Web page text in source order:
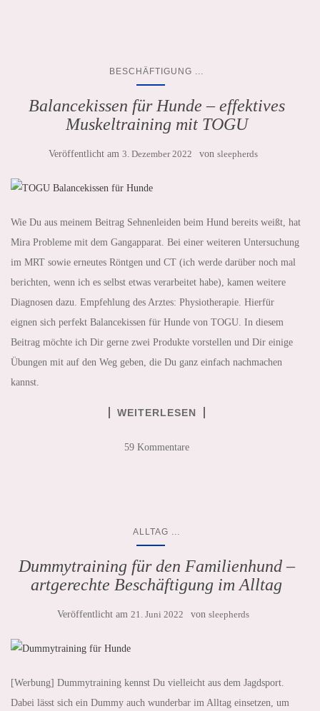
BESCHÄFTIGUNG
Balancekissen für Hunde – effektives
Muskeltraining mit TOGU
Veröffentlicht am 3. Dezember 2022 von sleepherds
Wie Du aus meinem Beitrag Sehnenleiden beim Hund bereits weißt, hat
Mira Probleme mit dem Gangapparat. Bei einer weiteren Untersuchung
im MRT sowie erneutes Röntgen und CT (ich werde darüber noch mal
berichten, wenn ich es selbst etwas verarbeitet habe), kamen weitere
Diagnosen dazu. Empfehlung des Arztes: Physiotherapie. Hierfür
eignen sich perfekt Balancekissen für Hunde von TOGU. In diesem
Beitrag möchte ich Dir gerne zwei Produkte vorstellen und Dir einige
Übungen mit auf den Weg geben, die Du ganz einfach nachmachen
kannst.
WEITERLESEN
59 Kommentare
ALLTAG
Dummytraining für den Familienhund –
artgerechte Beschäftigung im Alltag
Veröffentlicht am 21. Juni 2022 von sleepherds
[Werbung] Dummytraining kennst Du vielleicht aus dem Jagdsport.
Dabei lässt sich ein Dummy auch wunderbar im Alltag einsetzen, um